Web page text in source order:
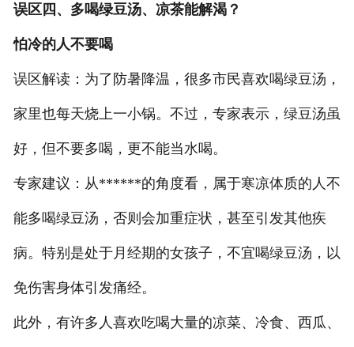
误区四、多喝绿豆汤、凉茶能解渴？
怕冷的人不要喝
误区解读：为了防暑降温，很多市民喜欢喝绿豆汤，
家里也每天烧上一小锅。不过，专家表示，绿豆汤虽
好，但不要多喝，更不能当水喝。
专家建议：从******的角度看，属于寒凉体质的人不
能多喝绿豆汤，否则会加重症状，甚至引发其他疾
病。特别是处于月经期的女孩子，不宜喝绿豆汤，以
免伤害身体引发痛经。
此外，有许多人喜欢吃喝大量的凉菜、冷食、西瓜、